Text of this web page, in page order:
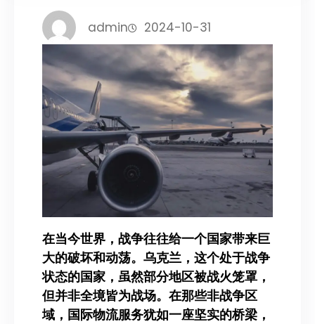
admin 2024-10-31
在当今世界，战争往往给一个国家带来巨
大的破坏和动荡。乌克兰，这个处于战争
状态的国家，虽然部分地区被战火笼罩，
但并非全境皆为战场。在那些非战争区
域，国际物流服务犹如一座坚实的桥梁，